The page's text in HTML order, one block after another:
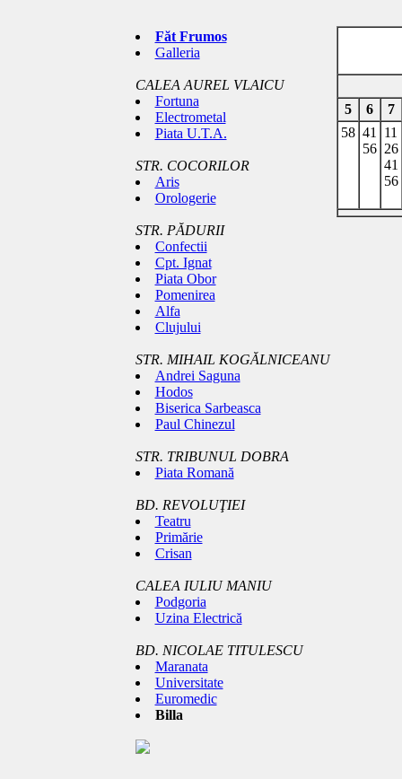
Făt Frumos
Galleria
CALEA AUREL VLAICU
Fortuna
Electrometal
Piata U.T.A.
STR. COCORILOR
Aris
Orologerie
STR. PĂDURII
Confectii
Cpt. Ignat
Piata Obor
Pomenirea
Alfa
Clujului
STR. MIHAIL KOGĂLNICEANU
Andrei Saguna
Hodos
Biserica Sarbeasca
Paul Chinezul
STR. TRIBUNUL DOBRA
Piata Romană
BD. REVOLUŢIEI
Teatru
Primărie
Crisan
CALEA IULIU MANIU
Podgoria
Uzina Electrică
BD. NICOLAE TITULESCU
Maranata
Universitate
Euromedic
Billa
5 6
7
58 41
56
11
26
41
56